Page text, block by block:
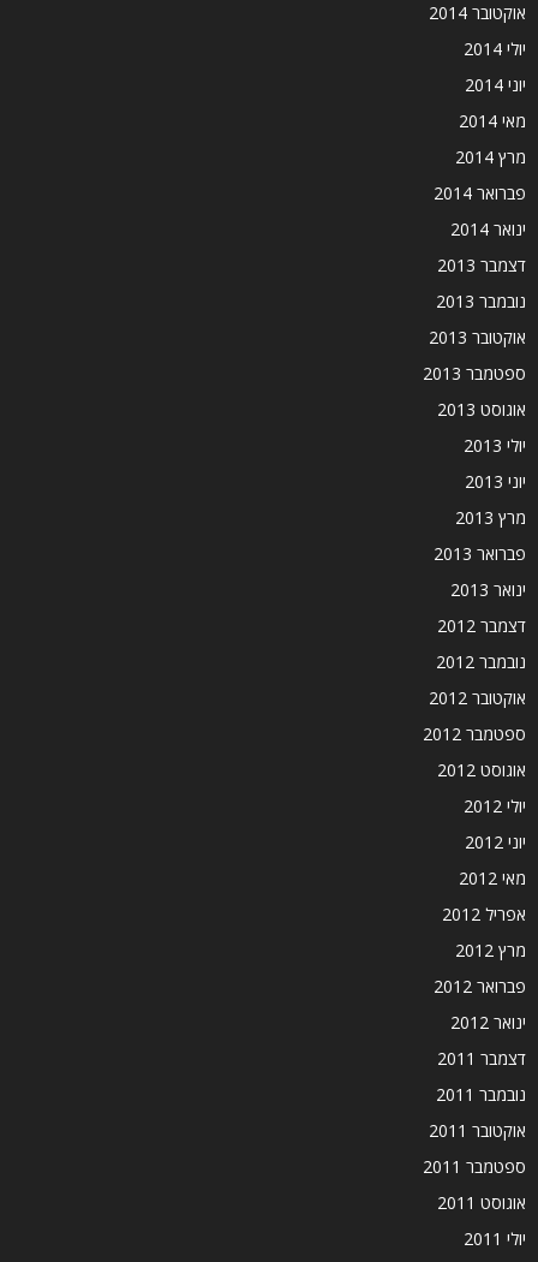
אוקטובר 2014
יולי 2014
יוני 2014
מאי 2014
מרץ 2014
פברואר 2014
ינואר 2014
דצמבר 2013
נובמבר 2013
אוקטובר 2013
ספטמבר 2013
אוגוסט 2013
יולי 2013
יוני 2013
מרץ 2013
פברואר 2013
ינואר 2013
דצמבר 2012
נובמבר 2012
אוקטובר 2012
ספטמבר 2012
אוגוסט 2012
יולי 2012
יוני 2012
מאי 2012
אפריל 2012
מרץ 2012
פברואר 2012
ינואר 2012
דצמבר 2011
נובמבר 2011
אוקטובר 2011
ספטמבר 2011
אוגוסט 2011
יולי 2011